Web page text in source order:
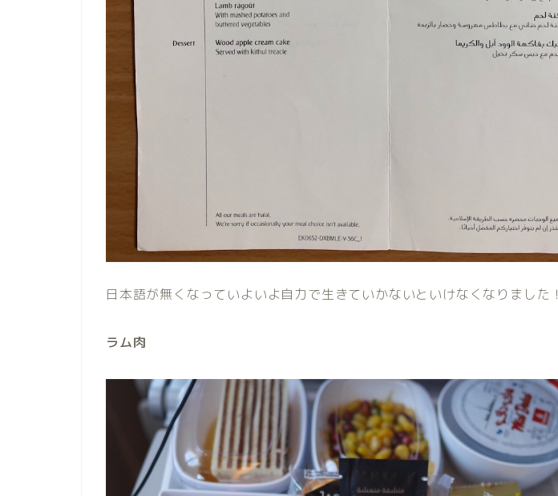
日本語が無くなっていよいよ自力で生きていかないといけなくなりました！
ラム肉